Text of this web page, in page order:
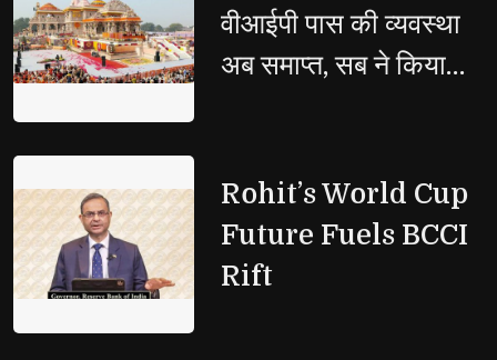
वीआईपी पास की व्यवस्था
अब समाप्त, सब ने किया
Rohit’s World Cup
Future Fuels BCCI
Rift